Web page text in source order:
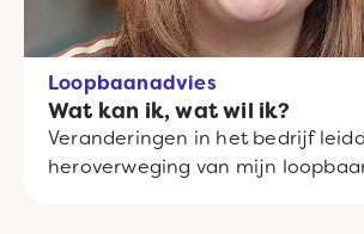
Loopbaanadvies
Wat kan ik, wat wil ik?
Veranderingen in het bedrijf
heroverweging van mijn